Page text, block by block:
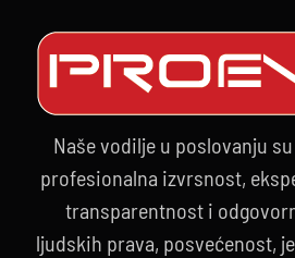
Naše vodilje u poslovanju
profesionalna izvrsnost,
transparentnost i
ljudskih prava, posvećenost,